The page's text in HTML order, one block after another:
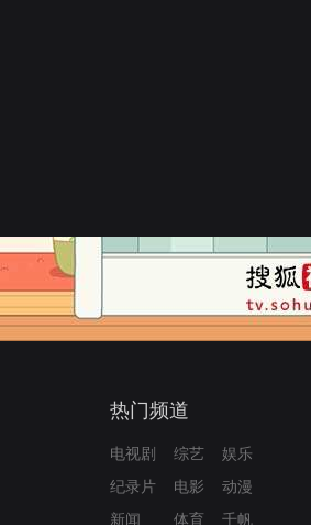
热门频道
电视剧 综艺
娱乐
纪录片
电影
动漫
新闻
体育 千帆